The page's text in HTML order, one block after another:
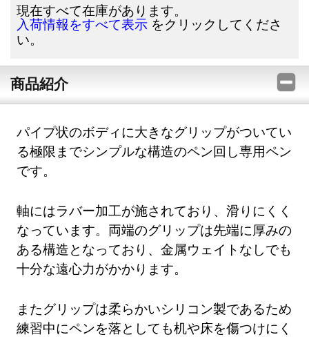
現在すべて在庫があります。
入荷情報をすべて表示 をクリックしてくださ
い。
商品紹介
パイプ状のボディに大きなグリップがついてい
る極限までシンプルな構造のペン回し専用ペン
です。
軸にはラバー加工が施されており、滑りにくく
なっています。両端のグリップは先端に厚みの
ある構造となっており、金属ウェイトなしでも
十分な遠心力がかかります。
またグリップは柔らかいシリコン製であるため
練習中にペンを落としても机や床を傷つけにく